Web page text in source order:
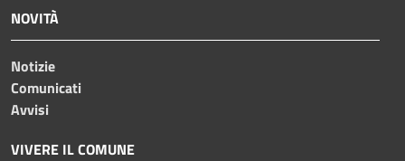
NOVITÀ
Notizie
Comunicati
Avvisi
VIVERE IL COMUNE